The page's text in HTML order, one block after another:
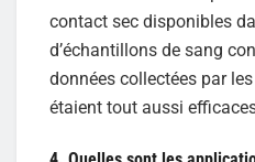
contact sec disponibles
d’échantillons de sang
données collectées par
étaient tout aussi